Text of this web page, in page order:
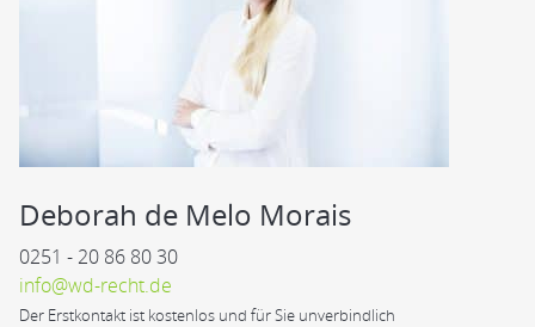
Deborah de Melo Morais
0251 - 20 86 80 30
info@wd-recht.de
Der Erstkontakt ist kostenlos und für Sie unverbindlich